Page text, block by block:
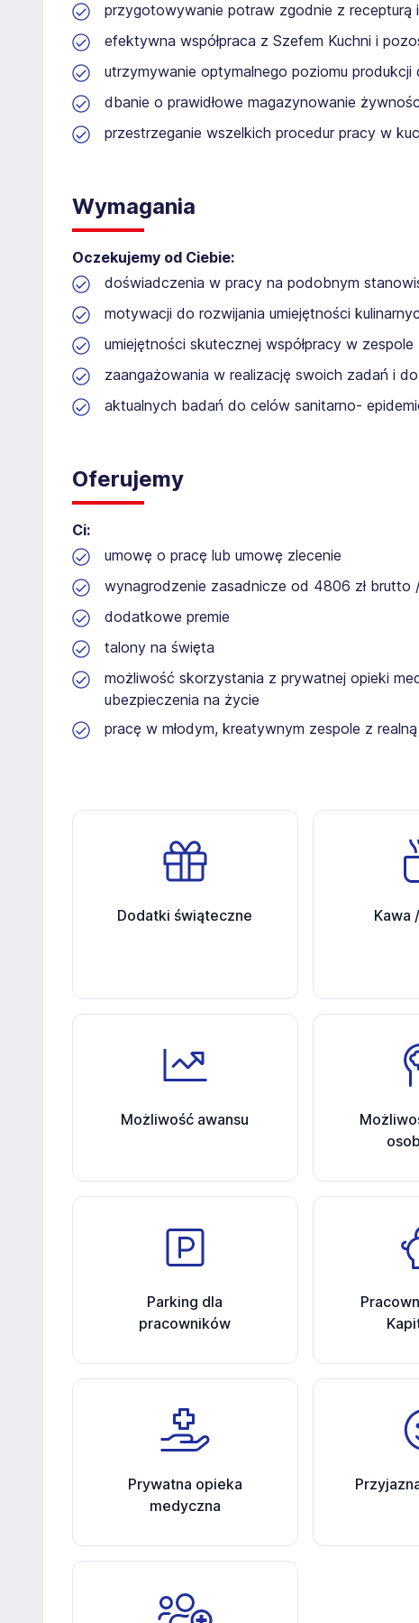
przygotowywanie potraw zgodnie z recepturą
efektywna współpraca z Szefem Kuchni i
utrzymywanie optymalnego poziomu
dbanie o prawidłowe magazynowanie
przestrzeganie wszelkich procedur pracy w
Wymagania
Oczekujemy od Ciebie:
doświadczenia w pracy na podobnym
motywacji do rozwijania umiejętności
umiejętności skutecznej współpracy w zespole
zaangażowania w realizację swoich zadań i
aktualnych badań do celów sanitarno-
Oferujemy
Ci:
umowę o pracę lub umowę zlecenie
wynagrodzenie zasadnicze od 4806 zł brutto
dodatkowe premie
talony na święta
możliwość skorzystania z prywatnej opieki
ubezpieczenia na życie
pracę w młodym, kreatywnym zespole z
Dodatki świąteczne Kawa
Możliwość awansu
Parking dla
pracowników
Prywatna opieka
medyczna